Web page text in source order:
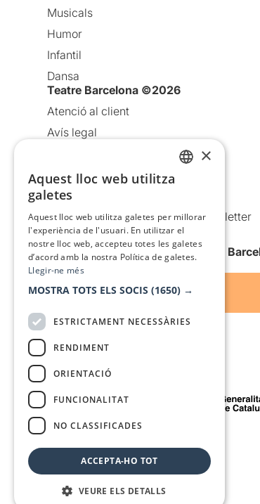
Musicals
Humor
Infantil
Dansa
Teatre Barcelona ©2026
Atenció al client
Avís legal
Política de cookies
Condicions d’ús
Comunicacions comercials i Newsletter
Anuncia’t
Vull rebre la newsletter de Teatre
Amb el suport de
×
Aquest lloc web utilitza
galetes
Aquest lloc web utilitza galetes per millorar
l'experiència de l'usuari. En utilitzar el
nostre lloc web, accepteu totes les galetes
d’acord amb la nostra Política de galetes.
Llegir-ne més
MOSTRA TOTS ELS SOCIS (1650) →
ESTRICTAMENT NECESSÀRIES
RENDIMENT
ORIENTACIÓ
FUNCIONALITAT
NO CLASSIFICADES
ACCEPTA-HO TOT
VEURE ELS DETALLS